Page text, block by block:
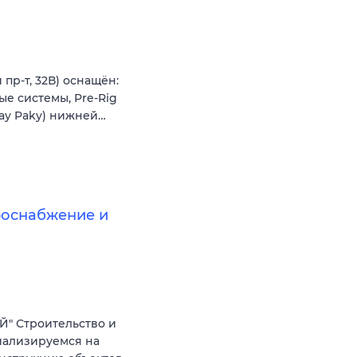
т, 32В) оснащён:
системы, Pre-Rig
Paky) нижней…
и
Строительство и
на